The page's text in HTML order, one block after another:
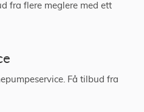
fra flere meglere med ett
Få tilbud fra